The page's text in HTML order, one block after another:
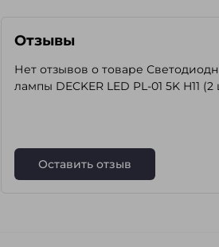
Отзывы
Нет отзывов о товаре
лампы DECKER LED PL-01 5K H11 (2
Оставить отзыв